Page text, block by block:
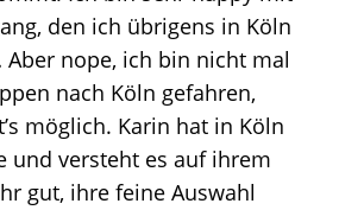
den ich übrigens in Köln
nope, ich bin nicht mal
nach Köln gefahren,
möglich. Karin hat in Köln
und versteht es auf ihrem
gut, ihre feine Auswahl